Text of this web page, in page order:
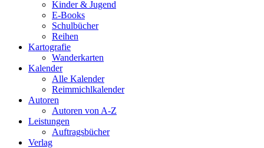
Kinder & Jugend
E-Books
Schulbücher
Reihen
Kartografie
Wanderkarten
Kalender
Alle Kalender
Reimmichlkalender
Autoren
Autoren von A-Z
Leistungen
Auftragsbücher
Verlag